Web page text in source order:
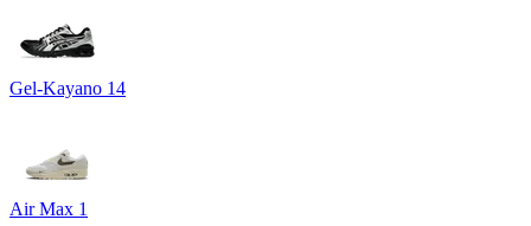
Gel-Kayano 14
Air Max 1